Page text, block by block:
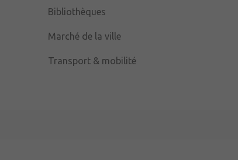
Bibliothèques
Marché de la ville
Transport & mobilité